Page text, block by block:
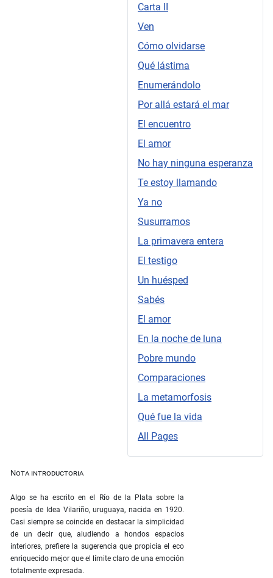
Carta II
Ven
Cómo olvidarse
Qué lástima
Enumerándolo
Por allá estará el mar
El encuentro
El amor
No hay ninguna esperanza
Te estoy llamando
Ya no
Susurramos
La primavera entera
El testigo
Un huésped
Sabés
El amor
En la noche de luna
Pobre mundo
Comparaciones
La metamorfosis
Qué fue la vida
All Pages
Nota introductoria
Algo se ha escrito en el Río de la Plata sobre la
poesía de Idea Vilariño, uruguaya, nacida en 1920.
Casi siempre se coincide en destacar la simplicidad
de un decir que, aludiendo a hondos espacios
interiores, prefiere la sugerencia que propicia el eco
enriquecido mejor que el límite claro de una emoción
totalmente expresada.